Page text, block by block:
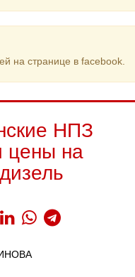
на странице в facebook.
НПЗ
цены на